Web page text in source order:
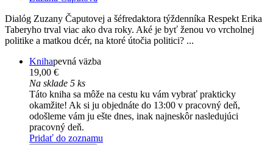
Dialóg Zuzany Čaputovej a šéfredaktora týždenníka Respekt Erika
Taberyho trval viac ako dva roky. Aké je byť ženou vo vrcholnej
politike a matkou dcér, na ktoré útočia politici? ...
Knihapevná väzba
19,00 €
Na sklade 5 ks
Táto kniha sa môže na cestu ku vám vybrať prakticky
okamžite! Ak si ju objednáte do 13:00 v pracovný deň,
odošleme vám ju ešte dnes, inak najneskôr nasledujúci
pracovný deň.
Pridať do zoznamu